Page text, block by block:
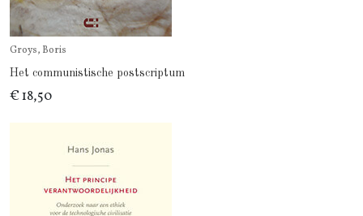
Groys, Boris
Het communistische postscriptum
€ 18,50